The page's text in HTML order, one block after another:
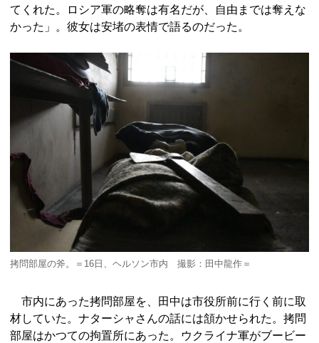
てくれた。ロシア軍の略奪は有名だが、自由までは奪えな
かった」。彼女は安堵の表情で語るのだった。
拷問部屋の斧。＝16日、ヘルソン市内 撮影：田中龍作＝
市内にあった拷問部屋を、田中は市役所前に行く前に取
材していた。ナターシャさんの話には頷かせられた。拷問
部屋はかつての拘置所にあった。ウクライナ軍がブービー